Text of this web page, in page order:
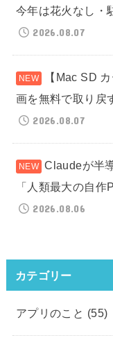
今年は花火なし・
2026.08.07
【Mac SD
画を無料で取り戻
2026.08.07
Claudeが半
「人類最大の自作
2026.08.06
カテゴリー
アプリのこと (55)